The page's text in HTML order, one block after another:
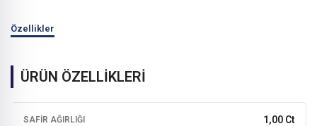
Özellikler
ÜRÜN ÖZELLİKLERİ
SAFIR AĞIRLIĞI 1,00 Ct